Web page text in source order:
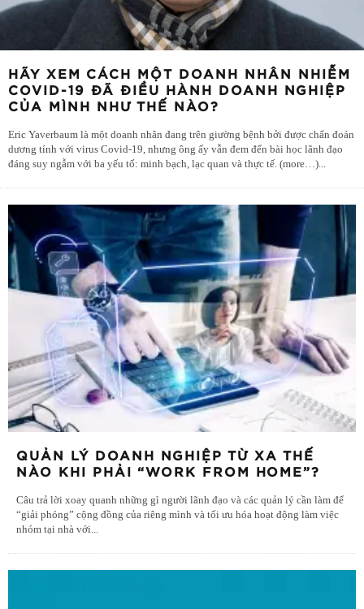
HÃY XEM CÁCH MỘT DOANH NHÂN NHIỄM
COVID-19 ĐÃ ĐIỀU HÀNH DOANH NGHIỆP
CỦA MÌNH NHƯ THẾ NÀO?
Eric Yaverbaum là một doanh nhân đang trên giường bệnh bởi được chẩn đoán
dương tính với virus Covid-19, nhưng ông ấy vẫn đem đến bài học lãnh đạo
đáng suy ngẫm với ba yếu tố: minh bạch, lạc quan và thực tế. (more…)...
QUẢN LÝ DOANH NGHIỆP TỪ XA THẾ
NÀO KHI PHẢI “WORK FROM HOME”?
Câu trả lời xoay quanh những gì người lãnh đạo và các quản lý cần làm để
“giải phóng” cộng đồng của riêng mình và tối ưu hóa hoạt động làm việc
nhóm tại nhà với...